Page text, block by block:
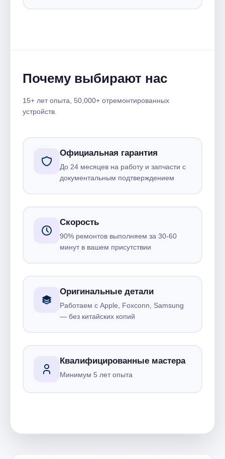
Почему выбирают нас
15+ лет опыта, 50,000+ отремонтированных
устройств.
Официальная гарантия
До 24 месяцев на работу и запчасти с
документальным подтверждением
Скорость
90% ремонтов выполняем за 30-60
минут в вашем присутствии
Оригинальные детали
Работаем с Apple, Foxconn, Samsung
— без китайских копий
Квалифицированные мастера
Минимум 5 лет опыта